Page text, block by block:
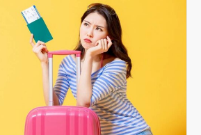
klanten helpen kopen
content